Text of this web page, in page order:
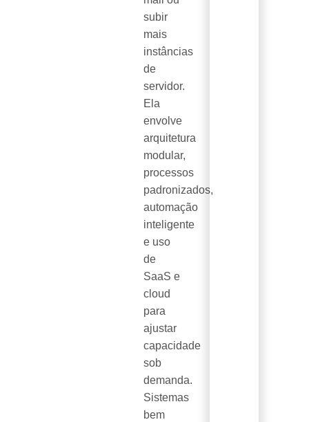
subir
mais
instâncias
de
servidor.
Ela
envolve
arquitetura
modular,
processos
padronizados,
automação
inteligente
e uso
de
SaaS e
cloud
para
ajustar
capacidade
sob
demanda.
Sistemas
bem